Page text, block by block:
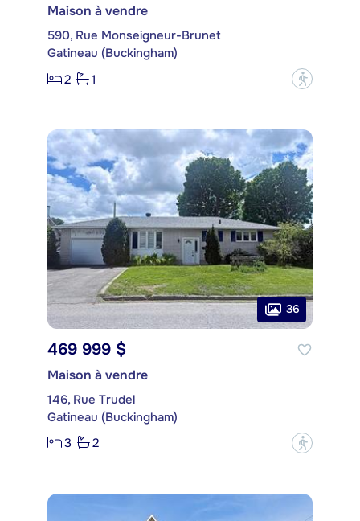
Maison à vendre
590, Rue Monseigneur-Brunet
Gatineau (Buckingham)
2
1 ?
36
469 999 $
Maison à vendre
146, Rue Trudel
Gatineau (Buckingham)
3
2 ?